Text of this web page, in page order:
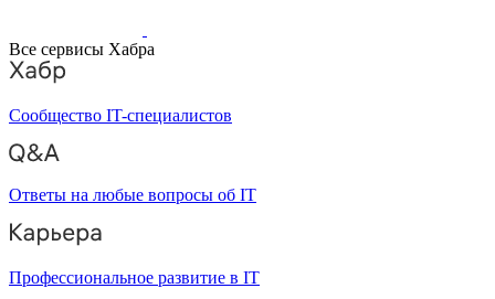
Все сервисы Хабра
Сообщество IT-специалистов
Ответы на любые вопросы об IT
Профессиональное развитие в IT